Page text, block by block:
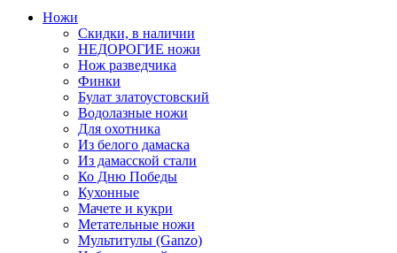
Ножи
Скидки, в наличии
НЕДОРОГИЕ ножи
Нож разведчика
Финки
Булат златоустовский
Водолазные ножи
Для охотника
Из белого дамаска
Из дамасской стали
Ко Дню Победы
Кухонные
Мачете и кукри
Метательные ножи
Мультитулы (Ganzo)